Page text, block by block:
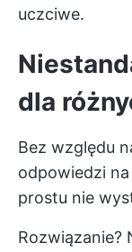
uczciwe.
dla
Bez względu
odpowiedzi
prostu nie
Rozwiązanie?